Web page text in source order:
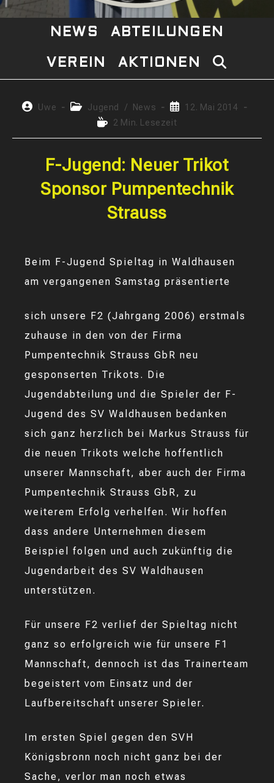
NEWS ABTEILUNGEN
VEREIN AKTIONEN WEBSITE-
Beitrags-
Uwe
Beitrags-
Kategorie:
Jugend / News
Beitrag
veröffentlicht:
12. Mai 2014
Lesedauer:
2 Min. Lesezeit
F-Jugend: Neuer Trikot
Sponsor Pumpentechnik
Strauss
Beim F-Jugend Spieltag in Waldhausen
am vergangenen Samstag präsentierte
sich unsere F2 (Jahrgang 2006) erstmals
zuhause in den von der Firma
Pumpentechnik Strauss GbR neu
gesponserten Trikots. Die
Jugendabteilung und die Spieler der F-
Jugend des SV Waldhausen bedanken
sich ganz herzlich bei Markus Strauss für
die neuen Trikots welche hoffentlich
unserer Mannschaft, aber auch der Firma
Pumpentechnik Strauss GbR, zu
weiterem Erfolg verhelfen. Wir hoffen
dass andere Unternehmen diesem
Beispiel folgen und auch zukünftig die
Jugendarbeit des SV Waldhausen
unterstützen.
Für unsere F2 verlief der Spieltag nicht
ganz so erfolgreich wie für unsere F1
Mannschaft, dennoch ist das Trainerteam
begeistert vom Einsatz und der
Laufbereitschaft unserer Spieler.
Im ersten Spiel gegen den SVH
Königsbronn noch nicht ganz bei der
Sache, verlor man noch etwas